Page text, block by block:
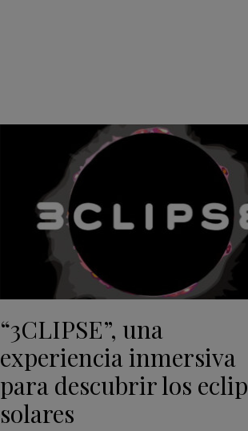
“3CLIPSE”, una
experiencia inmersiva
para descubrir los
solares